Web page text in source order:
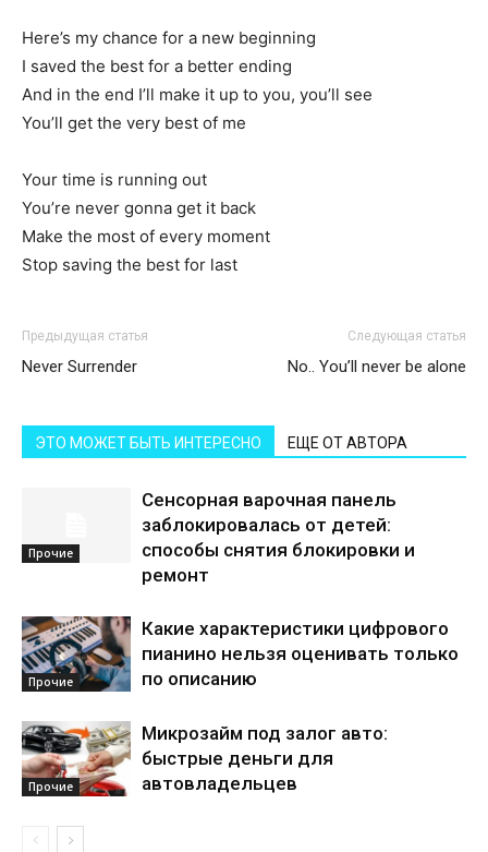
Here’s my chance for a new beginning
I saved the best for a better ending
And in the end I’ll make it up to you, you’ll see
You’ll get the very best of me
Your time is running out
You’re never gonna get it back
Make the most of every moment
Stop saving the best for last
Предыдущая статья
Never Surrender
Следующая статья
No.. You’ll never be alone
ЭТО МОЖЕТ БЫТЬ ИНТЕРЕСНО ЕЩЕ ОТ АВТОРА
Прочие
Сенсорная варочная панель
заблокировалась от детей:
способы снятия блокировки и
ремонт
Прочие
Какие характеристики цифрового
пианино нельзя оценивать только
по описанию
Прочие
Микрозайм под залог авто:
быстрые деньги для
автовладельцев